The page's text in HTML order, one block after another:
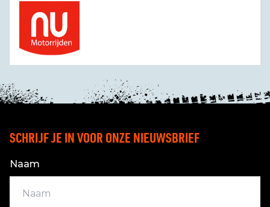
SCHRIJF JE IN VOOR ONZE NIEUWSBRIEF
Naam